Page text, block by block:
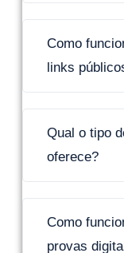
Como
links
Qual o tipo
oferece?
Como
provas